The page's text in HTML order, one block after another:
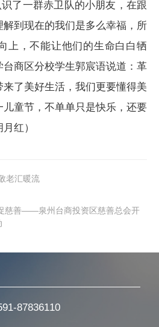
了一群赤卫队的小朋友，在跟
到现在的我们是多么幸福，所
上，不能让他们的生命白白牺
商区分校学生郭宸语说道：革
了美好生活，我们更要懂得美
童节，不单单只是快乐，还要
红）
老汇暖流
慈善——泉州台商投资区慈善总会开
87836110